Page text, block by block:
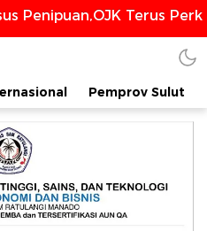
Terus Perkuat
Pemprov Sulut